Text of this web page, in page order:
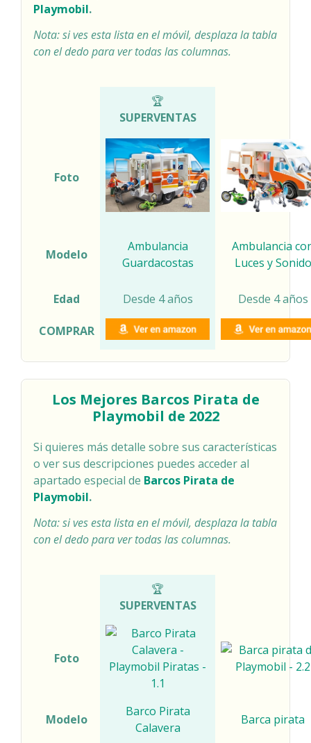
Playmobil.
Nota: si ves esta lista en el móvil, desplaza la tabla
con el dedo para ver todas las columnas.
🏆
SUPERVENTAS
Foto
Modelo
Ambulancia
Guardacostas
Ambulancia
Luces y Sonido
Edad Desde 4 años Desde 4 años
COMPRAR
Los Mejores Barcos Pirata de
Playmobil de 2022
Si quieres más detalle sobre sus características
o ver sus descripciones puedes acceder al
apartado especial de Barcos Pirata de
Playmobil.
Nota: si ves esta lista en el móvil, desplaza la tabla
con el dedo para ver todas las columnas.
🏆
SUPERVENTAS
Foto
Modelo
Barco Pirata
Calavera
Barca pirata